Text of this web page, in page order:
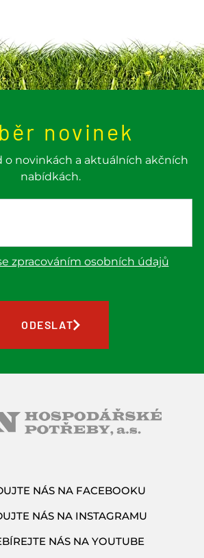
novinek
o novinkách a aktuálních akčních
nabídkách.
zpracováním osobních údajů
ODESLAT
NÁS NA FACEBOOKU
NÁS NA INSTAGRAMU
NÁS NA YOUTUBE